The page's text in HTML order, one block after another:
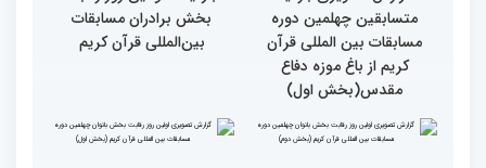
بانوان چهلمین دوره
مسابقات بین المللی قرآن
کریم
مسابقات بین المللی قرآن
کریم از باغ موزه دفاع